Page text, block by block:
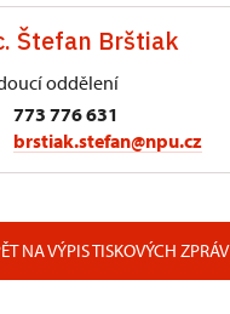
Štefan Brštiak
oddělení
773 776 631
brstiak.stefan@npu.cz
NA VÝPIS TISKOVÝCH ZPRÁV